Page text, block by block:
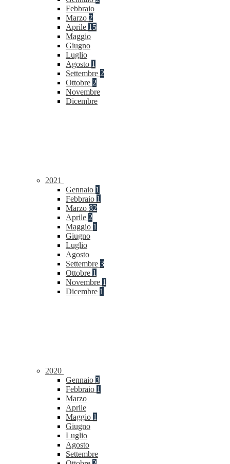
Febbraio
Marzo 2
Aprile 15
Maggio
Giugno
Luglio
Agosto 1
Settembre 2
Ottobre 2
Novembre
Dicembre
2021
Gennaio 1
Febbraio 1
Marzo 82
Aprile 2
Maggio 1
Giugno
Luglio
Agosto
Settembre 3
Ottobre 1
Novembre 1
Dicembre 1
2020
Gennaio 3
Febbraio 1
Marzo
Aprile
Maggio 1
Giugno
Luglio
Agosto
Settembre